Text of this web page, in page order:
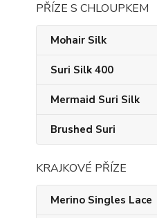
PŘÍZE S CHLOUPKEM
Mohair Silk
Suri Silk 400
Mermaid Suri Silk
Brushed Suri
KRAJKOVÉ PŘÍZE
Merino Singles Lace